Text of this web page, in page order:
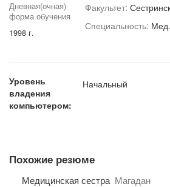
Дневная(очная)
форма обучения
1998 г.
Факультет:
Специальность:
Уровень
владения
компьютером:
Начальный
Похожие резюме
Медицинская сестра Магадан